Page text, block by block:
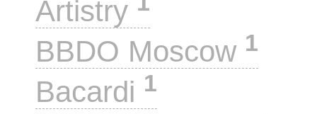
Artistry
BBDO Moscow 1
Bacardi 1